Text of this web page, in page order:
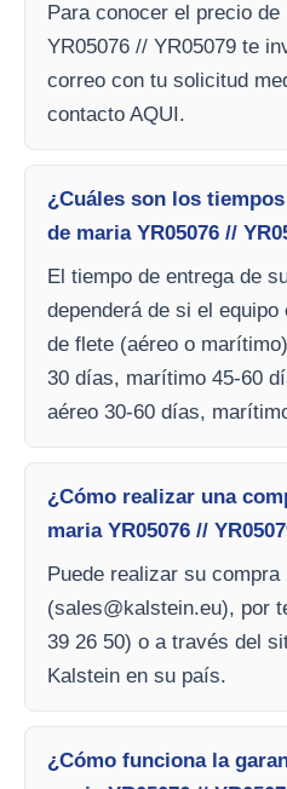
Para conocer el precio
YR05076 // YR05079 te
correo con tu solicitud
contacto AQUI.
¿Cuáles son los
de maria YR05076 //
El tiempo de entrega de
dependerá de si el
de flete (aéreo o
30 días, marítimo 45-60
aéreo 30-60 días,
¿Cómo realizar una
maria YR05076 //
Puede realizar su
(sales@kalstein.eu), por
39 26 50) o a través del
Kalstein en su país.
¿Cómo funciona la